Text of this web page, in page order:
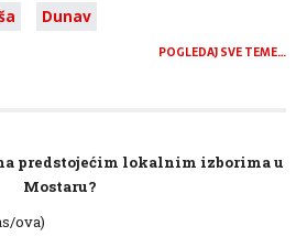
Dunav
POGLEDAJ SVE TEME…
predstojećim lokalnim izborima u
Mostaru?
ova)